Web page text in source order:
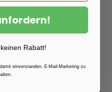
Rabatt!
einverstanden, E-Mail-Marketing zu